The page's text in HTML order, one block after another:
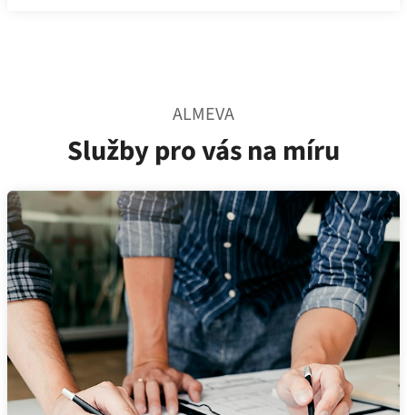
ALMEVA
Služby pro vás na míru